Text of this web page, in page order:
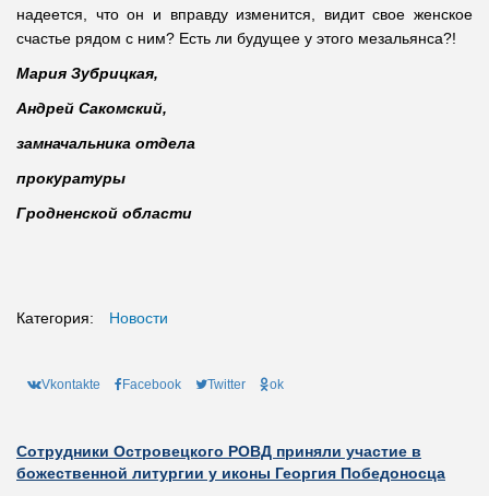
надеется, что он и вправду изменится, видит свое женское
счастье рядом с ним? Есть ли будущее у этого мезальянса?!
Мария Зубрицкая,
Андрей Сакомский,
замначальника отдела
прокуратуры
Гродненской области
Категория: Новости
Vkontakte Facebook Twitter ok
Сотрудники Островецкого РОВД приняли участие в
божественной литургии у иконы Георгия Победоносца